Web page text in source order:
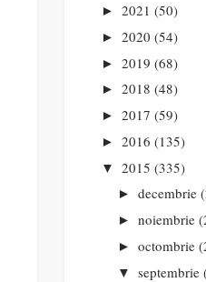
► 2021 (50)
► 2020 (54)
► 2019 (68)
► 2018 (48)
► 2017 (59)
► 2016 (135)
▼ 2015 (335)
► decembrie
► noiembrie
► octombrie
▼ septembrie